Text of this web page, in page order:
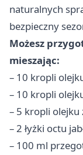
naturalnych
bezpieczny
Możesz
mieszając:
– 10 kropli
– 10 kropli
– 5 kropli
– 2 łyżki octu
– 100 ml